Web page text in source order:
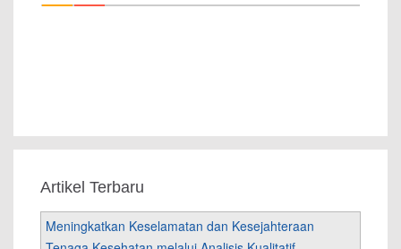
Artikel Terbaru
Meningkatkan Keselamatan dan Kesejahteraan